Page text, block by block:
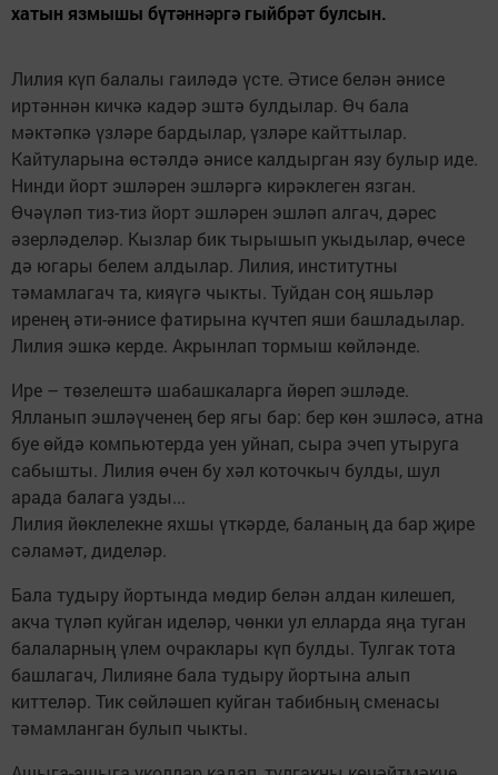
хатын язмышы бүтәннәргә гыйбрәт булсын.
Лилия күп балалы гаиләдә үсте. Әтисе белән әнисе
иртәннән кичкә кадәр эштә булдылар. Өч бала
мәктәпкә үзләре бардылар, үзләре кайттылар.
Кайтуларына өстәлдә әнисе калдырган язу булыр иде.
Нинди йорт эшләрен эшләргә кирәклеген язган.
Өчәүләп тиз-тиз йорт эшләрен эшләп алгач, дәрес
әзерләделәр. Кызлар бик тырышып укыдылар, өчесе
дә югары белем алдылар. Лилия, институтны
тәмамлагач та, кияүгә чыкты. Туйдан соң яшьләр
иренең әти-әнисе фатирына күчтеп яши башладылар.
Лилия эшкә керде. Акрынлап тормыш көйләнде.
Ире – төзелештә шабашкаларга йөреп эшләде.
Ялланып эшләүченең бер ягы бар: бер көн эшләсә, атна
буе өйдә компьютерда уен уйнап, сыра эчеп утыруга
сабышты. Лилия өчен бу хәл коточкыч булды, шул
арада балага узды...
Лилия йөклелекне яхшы үткәрде, баланың да бар җире
сәламәт, диделәр.
Бала тудыру йортында мөдир белән алдан килешеп,
акча түләп куйган иделәр, чөнки ул елларда яңа туган
балаларның үлем очраклары күп булды. Тулгак тота
башлагач, Лилияне бала тудыру йортына алып
киттеләр. Тик сөйләшеп куйган табибның сменасы
тәмамланган булып чыкты.